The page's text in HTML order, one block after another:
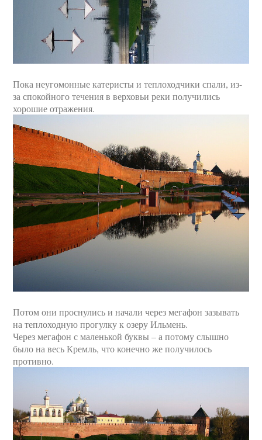
Пока неугомонные катеристы и теплоходчики спали, из-
за спокойного течения в верховьи реки получились
хорошие отражения.
Потом они проснулись и начали через мегафон зазывать
на теплоходную прогулку к озеру Ильмень.
Через мегафон с маленькой буквы – а потому слышно
было на весь Кремль, что конечно же получилось
противно.